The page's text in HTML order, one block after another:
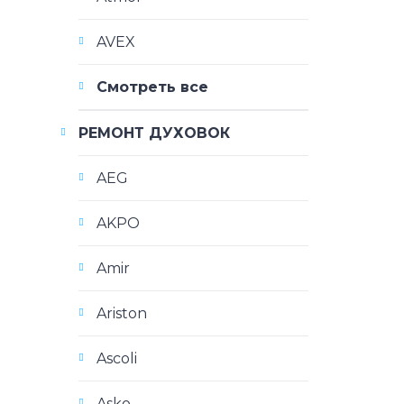
AVEX
Смотреть все
РЕМОНТ ДУХОВОК
AEG
AKPO
Amir
Ariston
Ascoli